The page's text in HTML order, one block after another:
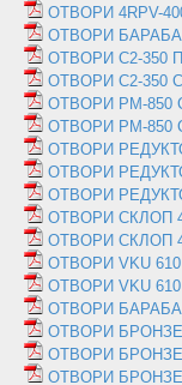
ОТВОРИ 4RPV-
ОТВОРИ
ОТВОРИ C2-350
ОТВОРИ C2-350
ОТВОРИ PM-850
ОТВОРИ PM-850
ОТВОРИ
ОТВОРИ
ОТВОРИ
ОТВОРИ СКЛОП
ОТВОРИ СКЛОП
ОТВОРИ VKU
ОТВОРИ VKU
ОТВОРИ
ОТВОРИ
ОТВОРИ
ОТВОРИ